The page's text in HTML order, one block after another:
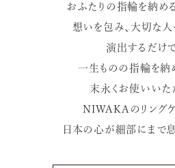
おふたりの指輪を納める
想いを包み、大切な
演出するだけで
一生ものの指輪を納
末永くお使いいた
NIWAKAのリングケ
日本の心が細部にまで